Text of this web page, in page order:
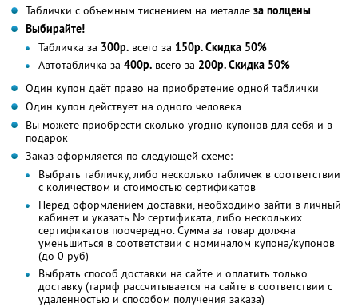
Таблички с объемным тиснением на металле за полцены
Выбирайте!
Табличка за 300р. всего за 150р. Скидка 50%
Автотабличка за 400р. всего за 200р. Скидка 50%
Один купон даёт право на приобретение одной таблички
Один купон действует на одного человека
Вы можете приобрести сколько угодно купонов для себя и в
подарок
Заказ оформляется по следующей схеме:
Выбрать табличку, либо несколько табличек в соответствии
с количеством и стоимостью сертификатов
Перед оформлением доставки, необходимо зайти в личный
кабинет и указать № сертификата, либо нескольких
сертификатов поочередно. Сумма за товар должна
уменьшиться в соответствии с номиналом купона/купонов
(до 0 руб)
Выбрать способ доставки на сайте и оплатить только
доставку (тариф рассчитывается на сайте в соответствии с
удаленностью и способом получения заказа)